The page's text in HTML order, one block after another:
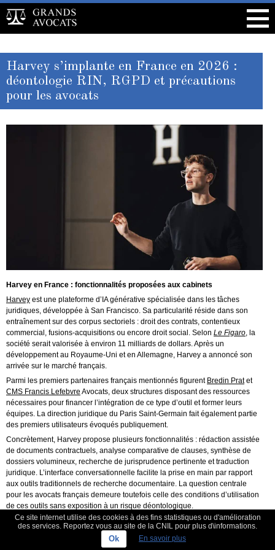
Ce site internet utilise des cookies à des fins statistiques ou d'amélioration
des services. Reportez vous au site de la CNIL pour plus d\informations.
Ok En savoir plus
Harvey s’implante en France en 2026 :
déontologie RIN, RGPD et précautions
pour les avocats
Harvey en France : fonctionnalités proposées aux cabinets
Harvey est une plateforme d’IA générative spécialisée dans les tâches
juridiques, développée à San Francisco. Sa particularité réside dans son
entraînement sur des corpus sectoriels : droit des contrats, contentieux
commercial, fusions-acquisitions ou encore droit social. Selon Le Figaro, la
société serait valorisée à environ 11 milliards de dollars. Après un
développement au Royaume-Uni et en Allemagne, Harvey a annoncé son
arrivée sur le marché français.
Parmi les premiers partenaires français mentionnés figurent Bredin Pratet
CMS Francis Lefebvre Avocats, deux structures disposant des ressources
nécessaires pour financer l’intégration de ce type d’outil et former leurs
équipes. La direction juridique du Paris Saint-Germain fait également partie
des premiers utilisateurs évoqués publiquement.
Concrètement, Harvey propose plusieurs fonctionnalités : rédaction assistée
de documents contractuels, analyse comparative de clauses, synthèse de
dossiers volumineux, recherche de jurisprudence pertinente et traduction
juridique. L’interface conversationnelle facilite la prise en main par rapport
aux outils traditionnels de recherche documentaire. La question centrale
pour les avocats français demeure toutefois celle des conditions d’utilisation
de ces outils sans exposition à un risque déontologique.
Le cadre déontologique applicable : RIN, secret professionnel et
indépendance
Règlement Intérieur National(RIN) pose plusieurs exigences essentielles